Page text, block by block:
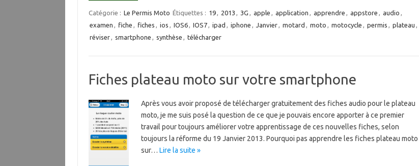
Catégorie : Le Permis Moto Étiquettes : 19, 2013 , 3G , apple , application , apprendre , appstore , audio ,
examen , fiche , fiches , ios , IOS6, IOS7, ipad , iphone , Janvier, motard , moto , motocycle , permis , plateau ,
réviser, smartphone , synthèse , télécharger
Fiches plateau moto sur votre smartphone
Après vous avoir proposé de télécharger gratuitement des fiches audio pour le plateau
moto, je me suis posé la question de ce que je pouvais encore apporter à ce premier
travail pour toujours améliorer votre apprentissage de ces nouvelles fiches, selon
toujours la réforme du 19 Janvier 2013. Pourquoi pas apprendre les fiches plateau moto
sur… Lire la suite »